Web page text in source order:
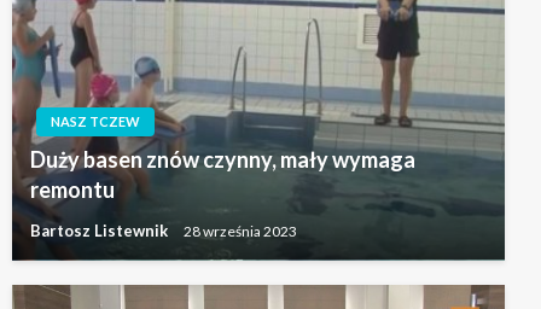
NASZ TCZEW
Duży basen znów czynny, mały wymaga
remontu
Bartosz Listewnik 28 września 2023